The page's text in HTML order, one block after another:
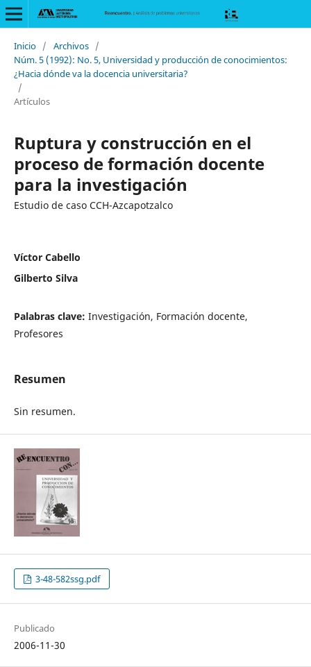
Inicio / Archivos /
Núm. 5 (1992): No. 5, Universidad y producción de conocimientos:
¿Hacia dónde va la docencia universitaria?
/
Artículos
Ruptura y construcción en el
proceso de formación docente
para la investigación
Estudio de caso CCH-Azcapotzalco
Víctor Cabello
Gilberto Silva
Palabras clave: Investigación, Formación docente,
Profesores
Resumen
Sin resumen.
3-48-582ssg.pdf
Publicado
2006-11-30